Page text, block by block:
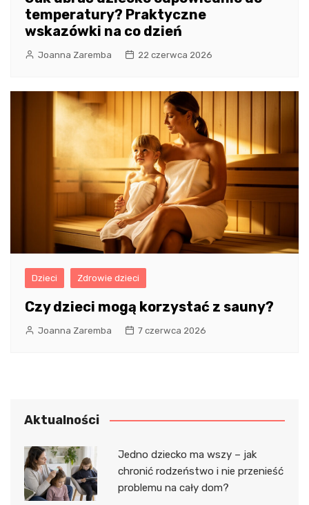
temperatury? Praktyczne
wskazówki na co dzień
Joanna Zaremba 22 czerwca 2026
Dzieci Zdrowie dzieci
Czy dzieci mogą korzystać z sauny?
Joanna Zaremba 7 czerwca 2026
Aktualności
Jedno dziecko ma wszy – jak
chronić rodzeństwo i nie przenieść
problemu na cały dom?